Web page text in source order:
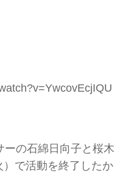
ーの石綿日向子と桜木
で活動を終了したか